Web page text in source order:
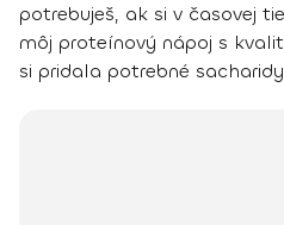
potrebuješ, ak si v časovej
môj proteínový nápoj s
si pridala potrebné